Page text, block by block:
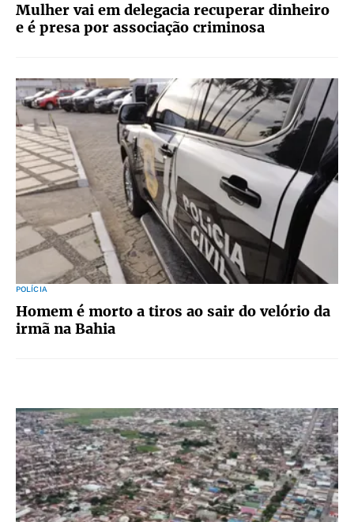
Mulher vai em delegacia recuperar dinheiro
e é presa por associação criminosa
POLÍCIA
Homem é morto a tiros ao sair do velório da
irmã na Bahia